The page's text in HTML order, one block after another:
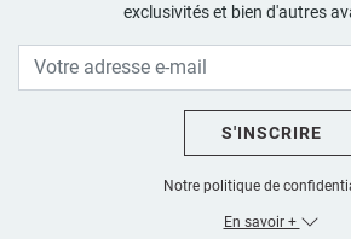
exclusivités et bien d'autres
S'INSCRIRE
Notre politique de
En savoir +